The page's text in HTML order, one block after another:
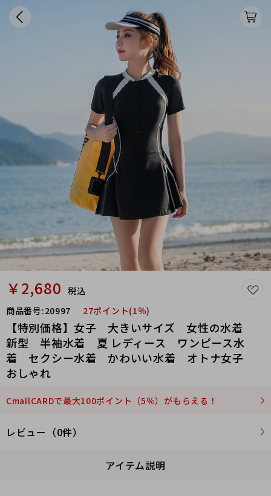
￥2,680 税込
商品番号:20997 27ポイント(1％)
【特別価格】女子 大きいサイズ 女性の水着
新型 半袖水着 夏 レディース ワンピース水
着 セクシー水着 かわいい水着 オトナ女子
おしゃれ
CmallCARDで最大100ポイント（5％）がもらえる！
レビュー（0件）
アイテム説明